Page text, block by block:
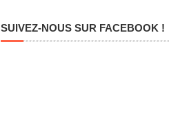
SUIVEZ-NOUS SUR FACEBOOK !